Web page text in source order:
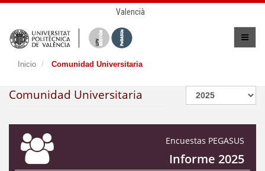
Valencià
Inicio Comunidad Universitaria
Comunidad Universitaria
Encuestas PEGASUS
Informe 2025